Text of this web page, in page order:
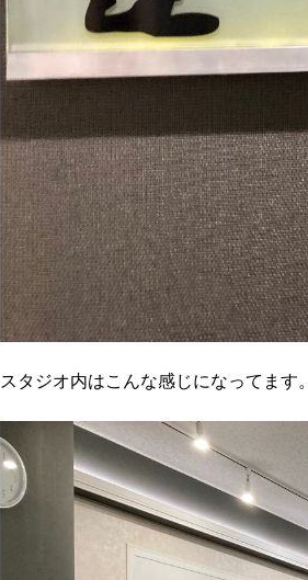
スタジオ内はこんな感じになってます。